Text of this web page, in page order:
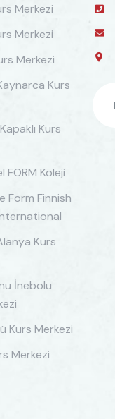
Merkezi
Merkezi
Merkezi
Kurs
Kurs
FORM Koleji
Form Finnish
Kurs
İnebolu
Kurs Merkezi
Merkezi